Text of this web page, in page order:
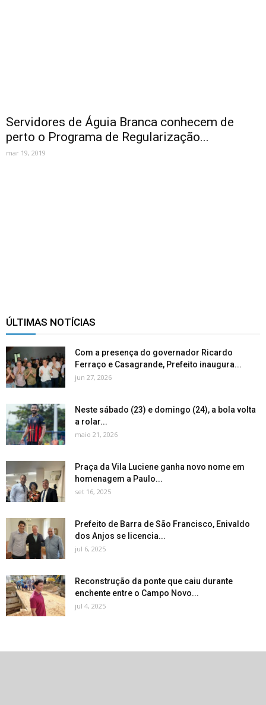
Servidores de Águia Branca conhecem de
perto o Programa de Regularização...
mar 19, 2019
ÚLTIMAS NOTÍCIAS
Com a presença do governador Ricardo
Ferraço e Casagrande, Prefeito inaugura...
jun 27, 2026
Neste sábado (23) e domingo (24), a bola volta
a rolar...
maio 21, 2026
Praça da Vila Luciene ganha novo nome em
homenagem a Paulo...
set 16, 2025
Prefeito de Barra de São Francisco, Enivaldo
dos Anjos se licencia...
jul 6, 2025
Reconstrução da ponte que caiu durante
enchente entre o Campo Novo...
jul 4, 2025